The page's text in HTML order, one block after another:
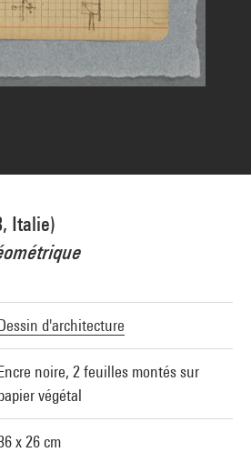
Italie)
d'architecture
noire, 2 feuilles montés sur
végétal
x 26 cm
MNAM-CCI/Philippe Migeat/Dist.